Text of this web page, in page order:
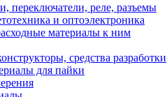
переключатели, реле, разъемы
и оптоэлектроника
материалы к ним
средства разработки
для пайки